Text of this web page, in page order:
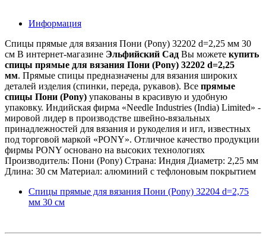
Информация
Спицы прямые для вязания Пони (Pony) 32202 d=2,25 мм 30
см В интернет-магазине Эльфийский Сад Вы можете купить
спицы прямые для вязания Пони (Pony) 32202 d=2,25
мм. Прямые спицы предназначены для вязания широких
деталей изделия (спинки, переда, рукавов). Все прямые
спицы Пони (Pony) упакованы в красивую и удобную
упаковку. Индийская фирма «Needle Industries (India) Limited» -
мировой лидер в производстве швейно-вязальных
принадлежностей для вязания и рукоделия и игл, известных
под торговой маркой «PONY». Отличное качество продукции
фирмы PONY основано на высоких технологиях
Производитель: Пони (Pony) Страна: Индия Диаметр: 2,25 мм
Длина: 30 см Материал: алюминий с тефлоновым покрытием
Спицы прямые для вязания Пони (Pony) 32204 d=2,75
мм 30 см